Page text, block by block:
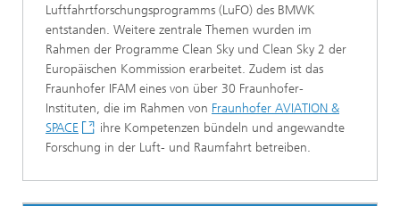
Luftfahrtforschungsprogramms (LuFO) des BMWK
entstanden. Weitere zentrale Themen wurden im
Rahmen der Programme Clean Sky und Clean Sky 2 der
Europäischen Kommission erarbeitet. Zudem ist das
Fraunhofer IFAM eines von über 30 Fraunhofer-
Instituten, die im Rahmen von Fraunhofer AVIATION &
SPACE
ihre Kompetenzen bündeln und angewandte
Forschung in der Luft- und Raumfahrt betreiben.